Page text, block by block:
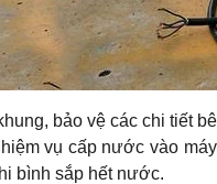
bảo vệ các chi tiết
vụ cấp nước vào
bình sắp hết nước.